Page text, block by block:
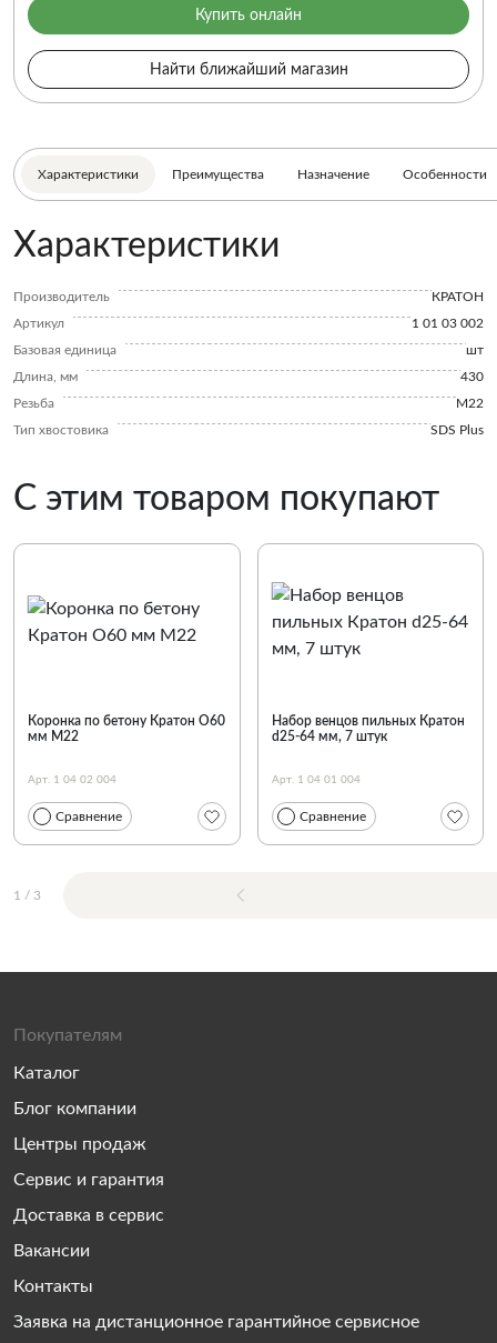
Купить онлайн
Найти ближайший магазин
Характеристики Преимущества Назначение Особенности
Характеристики
Производитель
КРАТОН
Артикул
1 01 03 002
Базовая единица
шт
Длина, мм
430
Резьба
M22
Тип хвостовика
SDS Plus
С этим товаром покупают
Коронка по бетону Кратон O60
мм М22
Арт. 1 04 02 004
Сравнение
Набор венцов пильных Кратон
d25-64 мм, 7 штук
Арт. 1 04 01 004
Сравнение
1 / 3
Покупателям
Каталог
Блог компании
Центры продаж
Сервис и гарантия
Доставка в сервис
Вакансии
Контакты
Заявка на дистанционное гарантийное сервисное